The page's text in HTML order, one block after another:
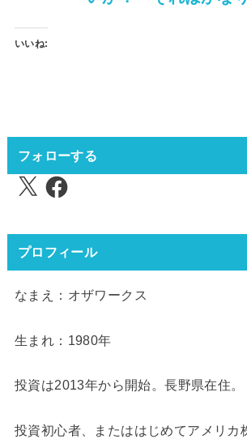
いいね:
フォローする
X Facebook
プロフィール
なまえ：オザワークス
生まれ：1980年
投資は2013年から開始。長野県在住。
投資初心者、またははじめてアメリカ